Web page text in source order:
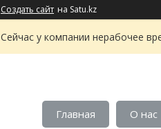
Создать сайт на Satu.kz
Сейчас у компании нерабочее
Главная О нас